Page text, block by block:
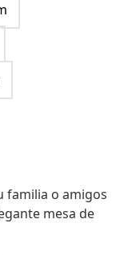
familia o amigos
mesa de